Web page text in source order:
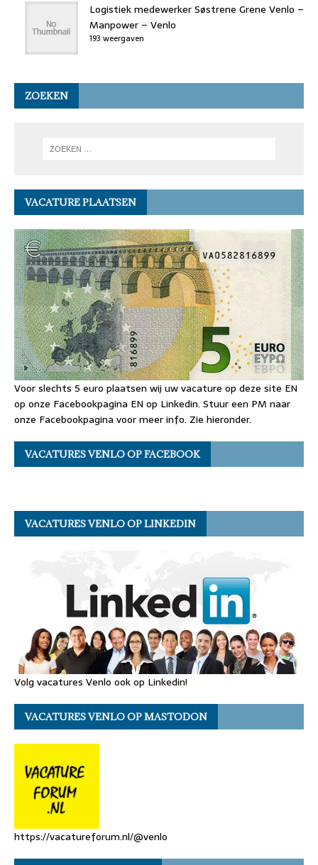
Logistiek medewerker Søstrene Grene Venlo –
Manpower – Venlo
193 weergaven
ZOEKEN
VACATURE PLAATSEN
Voor slechts 5 euro plaatsen wij uw vacature op deze site EN
op onze Facebookpagina EN op Linkedin. Stuur een PM naar
onze Facebookpagina voor meer info. Zie hieronder.
VACATURES VENLO OP FACEBOOK
VACATURES VENLO OP LINKEDIN
Volg vacatures Venlo ook op Linkedin!
VACATURES VENLO OP MASTODON
https://vacatureforum.nl/@venlo